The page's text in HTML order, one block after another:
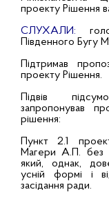
проекту Рішення
СЛУХАЛИ:
Південного Бугу
Підтримав
проекту Рішення.
Підвів
запропонував
рішення:
Пункт 2.1
Магери А.П. без
який, однак,
усній формі і
засідання ради.